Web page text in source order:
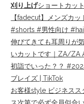
刈り上げショートカッ
【fadecut】メンズカ
#shorts #男性向け
伸びてきても耳周りが
いカットです︎｜ZA/ZA
初詣でいった？？
ブレイズ | TikTok
お客様style ビジネス